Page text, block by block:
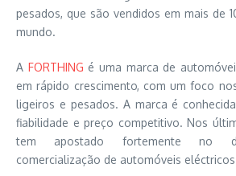
pesados, que são vendidos em mais de
mundo.
A FORTHING é uma marca de
em rápido crescimento, com um foco
ligeiros e pesados. A marca é
fiabilidade e preço competitivo. Nos
tem apostado fortemente no
comercialização de automóveis